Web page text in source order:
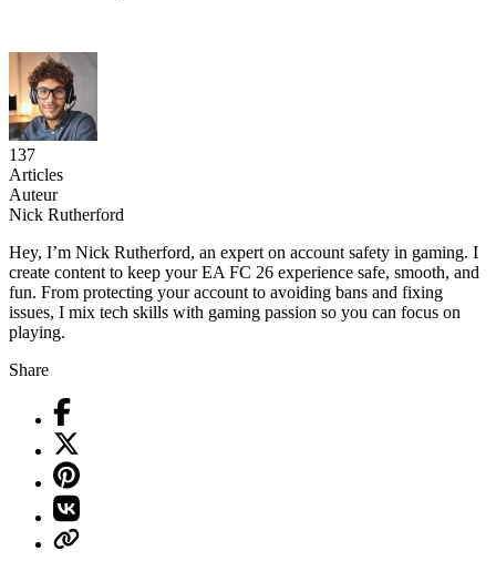
137
Articles
Auteur
Nick Rutherford
Hey, I’m Nick Rutherford, an expert on account safety in gaming. I
create content to keep your EA FC 26 experience safe, smooth, and
fun. From protecting your account to avoiding bans and fixing
issues, I mix tech skills with gaming passion so you can focus on
playing.
Share